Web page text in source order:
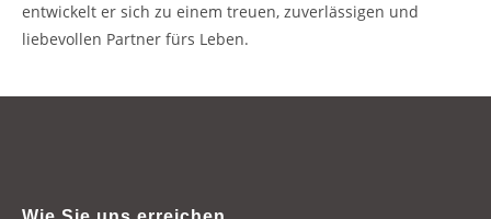
entwickelt er sich zu einem treuen, zuverlässigen und
liebevollen Partner fürs Leben.